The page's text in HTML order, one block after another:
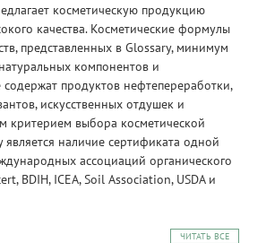
косметическую продукцию
качества. Косметические формулы
представленных в Glossary, минимум
компонентов и
продуктов нефтепереработки,
искусственных отдушек и
критерием выбора косметической
наличие сертификата одной
ассоциаций органического
BDIH, ICEA, Soil Association, USDA и
ЧИТАТЬ ВСЕ